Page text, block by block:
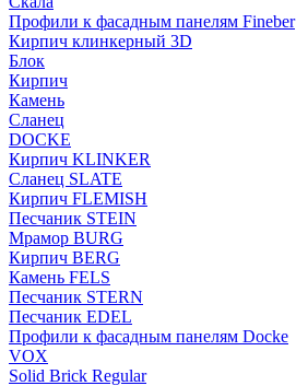
Профили к фасадным панелям Fineber
Кирпич клинкерный 3D
Блок
Кирпич
Камень
Сланец
DOCKE
Кирпич KLINKER
Сланец SLATE
Кирпич FLEMISH
Пес­ча­ник STEIN
Мрамор BURG
Кирпич BERG
Камень FELS
Пес­ча­ник STERN
Пес­ча­ник EDEL
Профили к фасадным панелям Docke
VOX
Solid Brick Regular